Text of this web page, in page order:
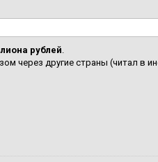
рублей.
через другие страны (читал в